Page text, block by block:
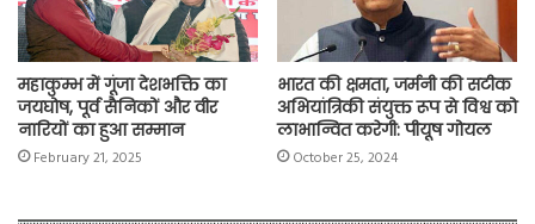
महाकुम्भ में गूंजा देशभक्ति का
जयघोष, पूर्व सैनिकों और वीर
नारियों का हुआ सम्मान
February 21, 2025
भारत की क्षमता, जर्मनी की सटीक
अभियांत्रिकी संयुक्त रूप से विश्व को
लाभान्वित करेगी: पीयूष गोयल
October 25, 2024